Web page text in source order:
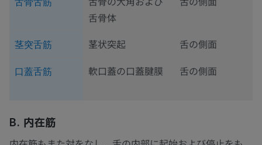
舌骨体
茎突舌筋 茎状突起 舌の側面
口蓋舌筋 軟口蓋の口蓋腱膜 舌の側面
B. 内在筋